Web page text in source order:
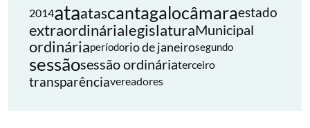
2014ataatascantagalocâmaraestado
extraordinárialegislaturaMunicipal
ordináriaperíodorio de janeirosegundo
sessãosessão ordináriaterceiro
transparênciavereadores